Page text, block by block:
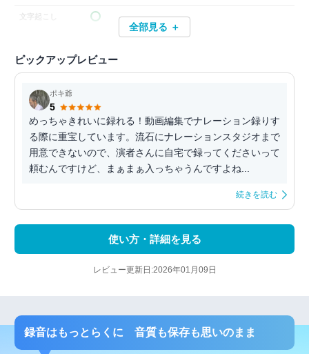
文字起こし
全部見る ＋
ピックアップレビュー
ポキ爺
5
めっちゃきれいに録れる！動画編集でナレーション録りす
る際に重宝しています。流石にナレーションスタジオまで
用意できないので、演者さんに自宅で録ってくださいって
頼むんですけど、まぁまぁ入っちゃうんですよね...
続きを読む
使い方・詳細を見る
レビュー更新日:2026年01月09日
録音はもっとらくに 音質も保存も思いのまま